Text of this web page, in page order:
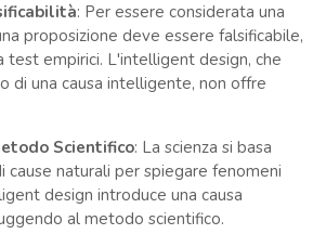
: Per essere considerata una
proposizione deve essere falsificabile,
empirici. L'intelligent design, che
di una causa intelligente, non offre
Scientifico: La scienza si basa
cause naturali per spiegare fenomeni
design introduce una causa
al metodo scientifico.